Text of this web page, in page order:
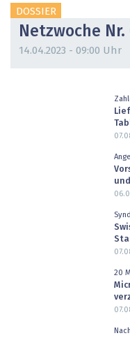
DOSSIER
Netzwoche Nr.
14.04.2023 - 09:00 Uhr
20